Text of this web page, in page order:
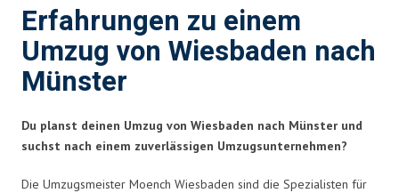
Erfahrungen zu einem
Umzug von Wiesbaden nach
Münster
Du planst deinen Umzug von Wiesbaden nach Münster und
suchst nach einem zuverlässigen Umzugsunternehmen?
Die Umzugsmeister Moench Wiesbaden sind die Spezialisten für